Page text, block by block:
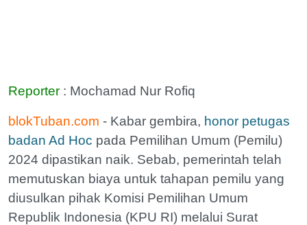
Reporter : Mochamad Nur Rofiq
blokTuban.com - Kabar gembira, honor petugas
badan Ad Hoc pada Pemilihan Umum (Pemilu)
2024 dipastikan naik. Sebab, pemerintah telah
memutuskan biaya untuk tahapan pemilu yang
diusulkan pihak Komisi Pemilihan Umum
Republik Indonesia (KPU RI) melalui Surat